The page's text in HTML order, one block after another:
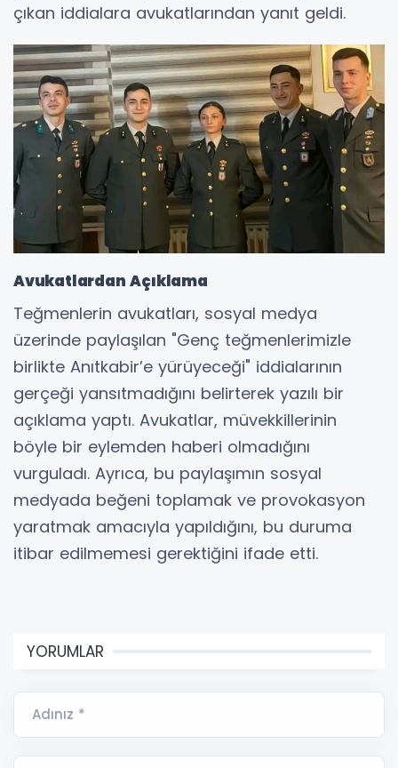
çıkan iddialara avukatlarından yanıt geldi.
Avukatlardan Açıklama
Teğmenlerin avukatları, sosyal medya
üzerinde paylaşılan "Genç teğmenlerimizle
birlikte Anıtkabir’e yürüyeceği" iddialarının
gerçeği yansıtmadığını belirterek yazılı bir
açıklama yaptı. Avukatlar, müvekkillerinin
böyle bir eylemden haberi olmadığını
vurguladı. Ayrıca, bu paylaşımın sosyal
medyada beğeni toplamak ve provokasyon
yaratmak amacıyla yapıldığını, bu duruma
itibar edilmemesi gerektiğini ifade etti.
YORUMLAR
Adınız *